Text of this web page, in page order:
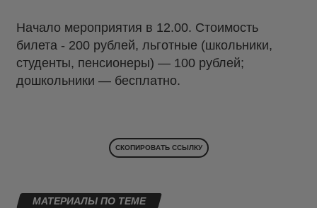
Начало мероприятия в 12.00. Стоимость
билета - 200 рублей, льготные (школьники,
студенты, пенсионеры) — 100 рублей;
дошкольники — бесплатно.
СКОПИРОВАТЬ ССЫЛКУ
МАТЕРИАЛЫ ПО ТЕМЕ